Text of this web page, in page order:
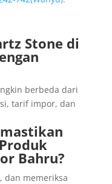
Stone di
berbeda dari
tarif impor, dan
Bahru?
dan memeriksa